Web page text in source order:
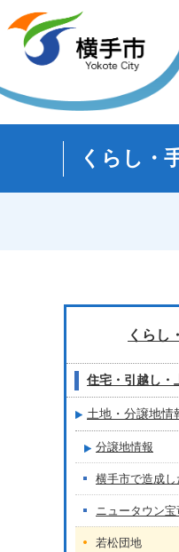
くらし・
くらし
住宅・引越し・
土地・分譲地情
分譲地情報
横手市で造成
ニュータウン
若松団地